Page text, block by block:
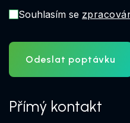
Souhlasím se
Odeslat poptávku
Přímý kontakt